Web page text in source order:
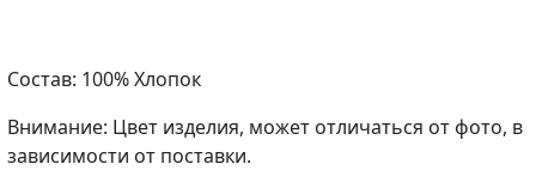
Состав: 100% Хлопок
Внимание: Цвет изделия, может отличаться от фото, в
зависимости от поставки.